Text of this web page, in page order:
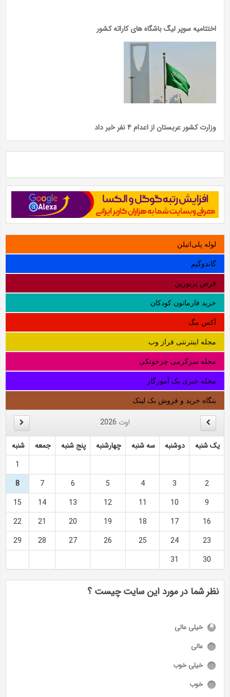
اختتامیه سوپر لیگ باشگاه های کاراته کشور
وزارت کشور عربستان از اعدام ۴ نفر خبر داد
لوله‌ پلی‌اتیلن
گاندوگیم
قرص پریورین
خرید فارماتون کودکان
آکس مگ
مجله اینترنتی فراز وب
مجله سرگرمی چرخونکی
مجله خبری یک آموزگار
بنگاه خرید و فروش بک لینک
اوت 2026
یک شنبه دوشنبه سه شنبه چهارشنبه پنج شنبه جمعه
شنبه
1
2
3
4
5
6
7
8
9
10
11
12
13
14
15
16
17
18
19
20
21
22
23
24
25
26
27
28
29
30
31
نظر شما در مورد این سایت چیست ؟
خیلی عالی
عالی
خیلی خوب
خوب